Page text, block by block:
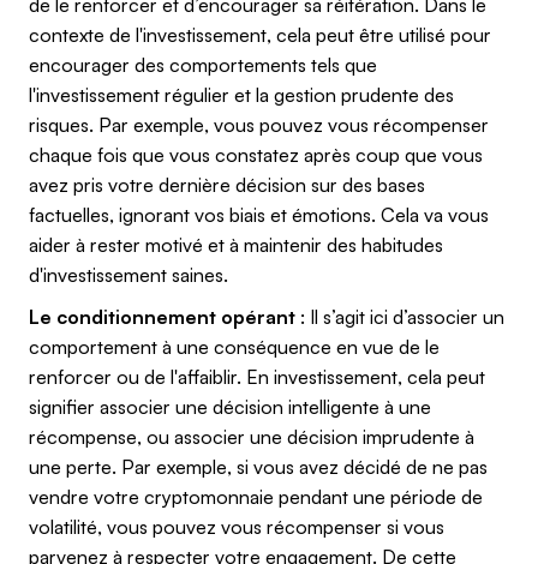
contexte de l'investissement, cela peut être utilisé pour
encourager des comportements tels que
l'investissement régulier et la gestion prudente des
risques. Par exemple, vous pouvez vous récompenser
chaque fois que vous constatez après coup que vous
avez pris votre dernière décision sur des bases
factuelles, ignorant vos biais et émotions. Cela va vous
aider à rester motivé et à maintenir des habitudes
d'investissement saines.
Le conditionnement opérant : Il s’agit ici d’associer un
comportement à une conséquence en vue de le
renforcer ou de l'affaiblir. En investissement, cela peut
signifier associer une décision intelligente à une
récompense, ou associer une décision imprudente à
une perte. Par exemple, si vous avez décidé de ne pas
vendre votre cryptomonnaie pendant une période de
volatilité, vous pouvez vous récompenser si vous
parvenez à respecter votre engagement. De cette